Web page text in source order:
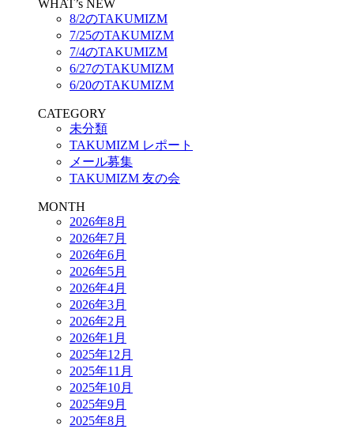
WHAT’s NEW
8/2のTAKUMIZM
7/25のTAKUMIZM
7/4のTAKUMIZM
6/27のTAKUMIZM
6/20のTAKUMIZM
CATEGORY
未分類
TAKUMIZM レポート
メール募集
TAKUMIZM 友の会
MONTH
2026年8月
2026年7月
2026年6月
2026年5月
2026年4月
2026年3月
2026年2月
2026年1月
2025年12月
2025年11月
2025年10月
2025年9月
2025年8月